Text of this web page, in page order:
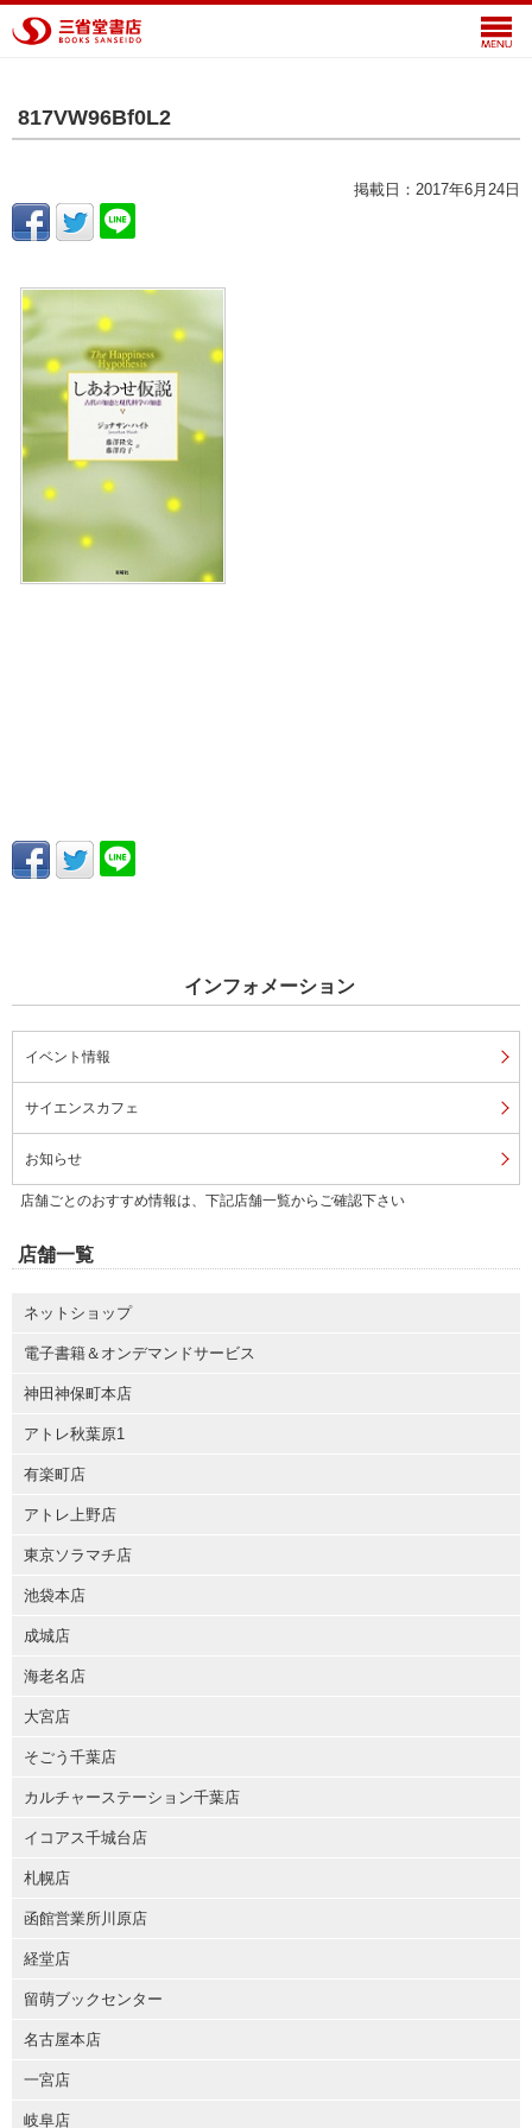
817VW96Bf0L2
掲載日：2017年6月24日
インフォメーション
イベント情報
サイエンスカフェ
お知らせ
店舗ごとのおすすめ情報は、下記店舗一覧からご確認下さい
店舗一覧
ネットショップ
電子書籍＆オンデマンドサービス
神田神保町本店
アトレ秋葉原1
有楽町店
アトレ上野店
東京ソラマチ店
池袋本店
成城店
海老名店
大宮店
そごう千葉店
カルチャーステーション千葉店
イコアス千城台店
札幌店
函館営業所川原店
経堂店
留萌ブックセンター
名古屋本店
一宮店
岐阜店